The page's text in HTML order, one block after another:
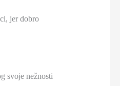
jer dobro
svoje nežnosti